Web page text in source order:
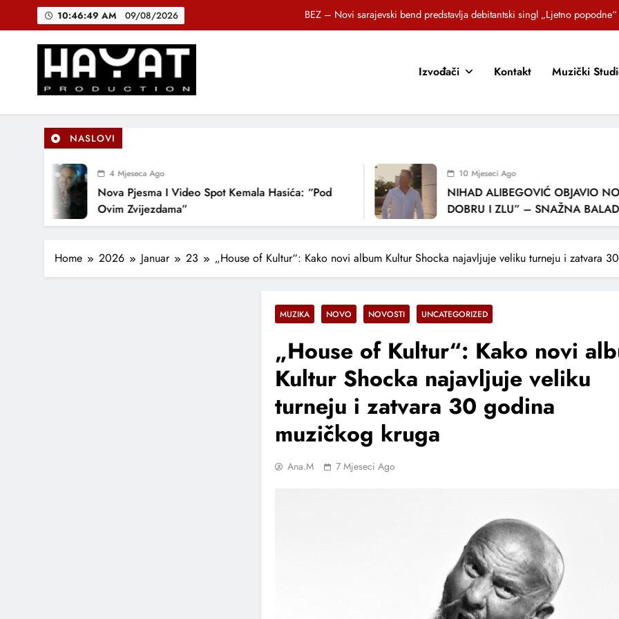
10:46:50 AM 09/08/2026
Brat i sestra, Biljana i Tedi Zeroski, predstavljaju novu pjesmu „Sreća je“
BEZ – Novi sarajevski bend predstavlja debitantski singl „Ljetno popodne“
DJEČIJI HOR SUNCOKRETI KROZ PJESMU POZVALI MALIŠANE NA DOBRE NAVIKE
Hayat Production
Promocija domaće muzike
Izvođači Kontakt Muzički
NASLOVI
4 Mjeseca Ago
Nova Pjesma I Video Spot Kemala Hasića: “Pod
Ovim Zvijezdama”
10 Mjeseci Ago
NIHAD ALIBEGOVIĆ OBJAVIO NOVU
DOBRU I ZLU” – SNAŽNA BALADA O
LJUBAVI I VREMENU KOJE NAS MIJENJA
Home 2026 Januar 23 „House of Kultur“: Kako novi album Kultur Shocka najavljuje veliku turneju i zatvara
MUZIKA NOVO NOVOSTI UNCATEGORIZED
„House of Kultur“: Kako novi
Kultur Shocka najavljuje veliku
turneju i zatvara 30 godina
muzičkog kruga
Ana.M 7 Mjeseci Ago